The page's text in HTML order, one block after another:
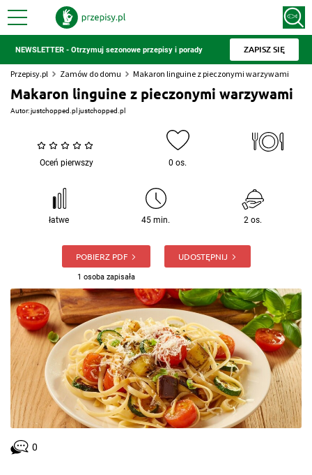
NEWSLETTER - Otrzymuj sezonowe przepisy i porady ZAPISZ SIĘ
Przepisy.pl Zamów do domu Makaron linguine z pieczonymi warzywami
Makaron linguine z pieczonymi warzywami
Autor:justchopped.pl justchopped.pl
Oceń pierwszy 0 os.
łatwe 45 min. 2 os.
POBIERZ PDF
1 osoba zapisała
UDOSTĘPNIJ
0